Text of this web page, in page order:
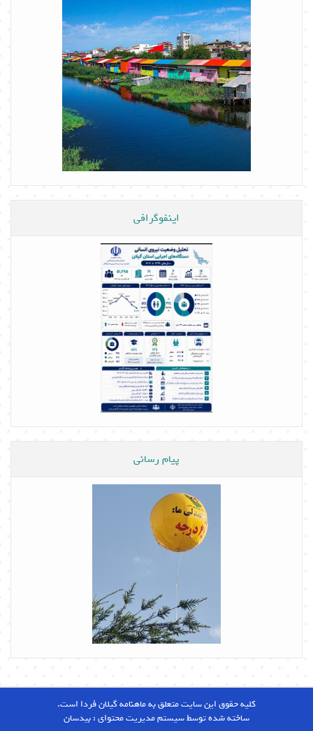
اینفوگرافی
پیام رسانی
کلیه حقوق این سایت متعلق به ماهنامه گیلان فردا است.
ساخته شده توسط سیستم مدیریت محتوای :بیدسان